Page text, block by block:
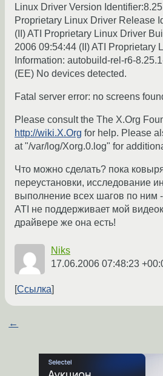
Linux Driver Version
Proprietary Linux Driver Release
(II) ATI Proprietary Linux Driver
2006 09:54:44 (II) ATI Proprietary
Information: autobuild-rel-r6-
(EE) No devices detected.
Fatal server error: no screens
Please consult the The X.Org
http://wiki.X.Org for help. Please
at "/var/log/Xorg.0.log" for
Что можно сделать? пока
переустановки, исследование
выполнение всех шагов по ним
ATI не поддерживает мой
драйвере же она есть!
Niks
17.06.2006 07:48:23
Ссылка
←